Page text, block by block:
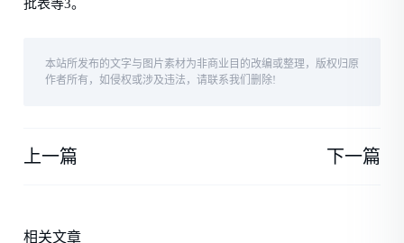
批表等3。
本站所发布的文字与图片素材为非商业目的改编或整理，版权归原
作者所有，如侵权或涉及违法，请联系我们删除!
上一篇 下一篇
相关文章